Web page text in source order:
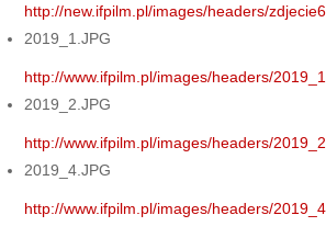
http://new.ifpilm.pl/images/headers/
2019_1.JPG
http://www.ifpilm.pl/images/headers/
2019_2.JPG
http://www.ifpilm.pl/images/headers/
2019_4.JPG
http://www.ifpilm.pl/images/headers/